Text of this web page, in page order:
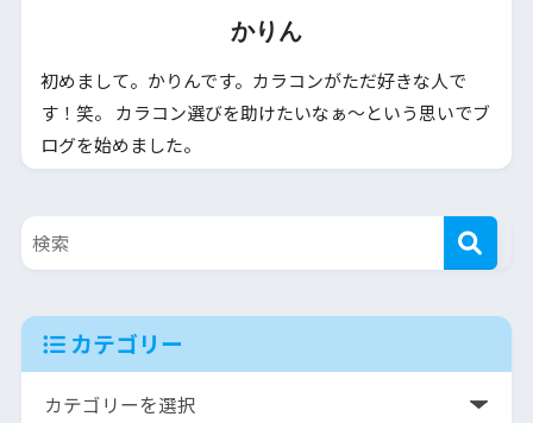
かりん
初めまして。かりんです。カラコンがただ好きな人で
す！笑。 カラコン選びを助けたいなぁ～という思いでブ
ログを始めました。
カテゴリー